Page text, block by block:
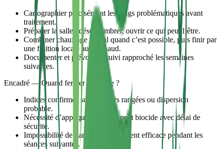
Cartographier précisément les rangs problématiques avant
traitement.
Préparer la salle : désencombrer, ouvrir ce qui peut l’être.
Combiner chauffage global quand c’est possible, puis finir par
une finition locale au jet chaud.
Documenter et prévoir un suivi rapproché les semaines
suivantes.
Encadré — Quand fermer une salle ?
Indices confirmés sur plusieurs rangées ou dispersion
probable.
Nécessité d’appliquer un traitement biocide avec délai de
sécurité.
Impossibilité de garantir un isolement efficace pendant les
séances suivantes.